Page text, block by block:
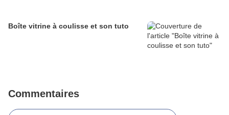
Boîte vitrine à coulisse et son tuto
Commentaires